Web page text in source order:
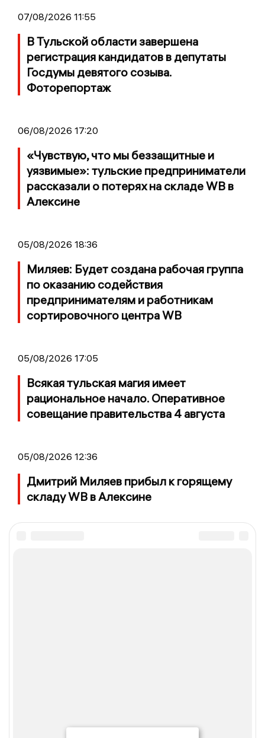
07/08/2026 11:55
В Тульской области завершена
регистрация кандидатов в депутаты
Госдумы девятого созыва.
Фоторепортаж
06/08/2026 17:20
«Чувствую, что мы беззащитные и
уязвимые»: тульские предприниматели
рассказали о потерях на складе WB в
Алексине
05/08/2026 18:36
Миляев: Будет создана рабочая группа
по оказанию содействия
предпринимателям и работникам
сортировочного центра WB
05/08/2026 17:05
Всякая тульская магия имеет
рациональное начало. Оперативное
совещание правительства 4 августа
05/08/2026 12:36
Дмитрий Миляев прибыл к горящему
складу WB в Алексине